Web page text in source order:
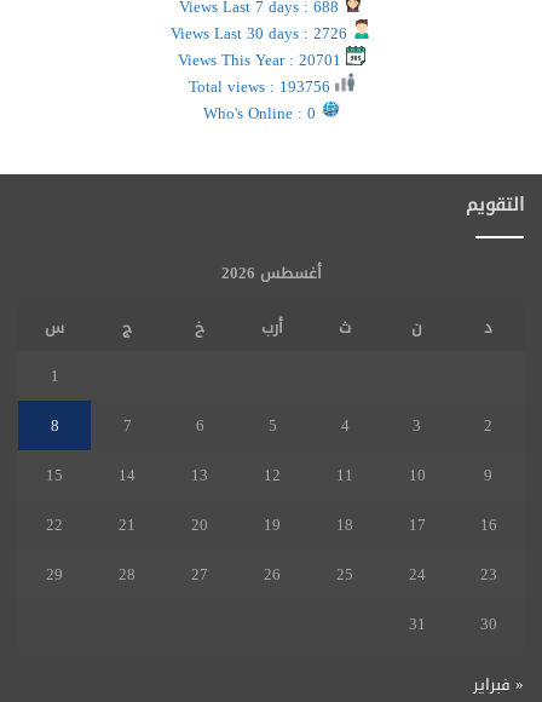
التقويم
أغسطس 2026
د
ن ث أرب خ ج
س
1
2
3
4
5
6
7
8
9
10
11
12
13
14
15
16
17
18
19
20
21
22
23
24
25
26
27
28
29
30
31
« فبراير